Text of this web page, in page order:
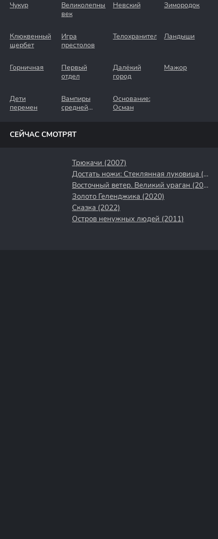
Чукур
Великолепный
век
Невский Зимородок
Клюквенный
щербет
Игра
престолов
Телохранители Ландыши
Горничная
Первый
отдел
Далёкий
город
Мажор
Дети
перемен
Вампиры
средней
Основание:
Осман
СЕЙЧАС СМОТРЯТ
Трюкачи (2007)
Достать ножи: Стеклянная луковица (2022)
Восточный ветер. Великий ураган (2021)
Золото Геленджика (2020)
Сказка (2022)
Остров ненужных людей (2011)